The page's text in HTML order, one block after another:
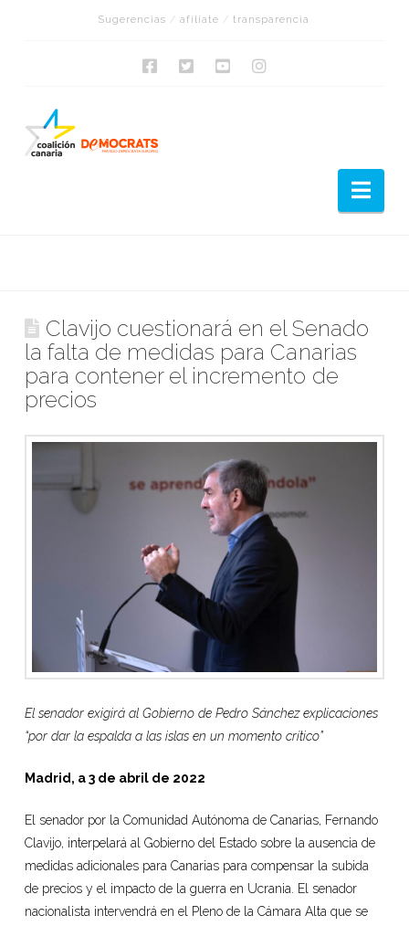
Sugerencias /afíliate /transparencia
Clavijo cuestionará en el Senado
la falta de medidas para Canarias
para contener el incremento de
precios
El senador exigirá al Gobierno de Pedro Sánchez explicaciones
“por dar la espalda a las islas en un momento crítico”
Madrid, a 3 de abril de 2022
El senador por la Comunidad Autónoma de Canarias, Fernando
Clavijo, interpelará al Gobierno del Estado sobre la ausencia de
medidas adicionales para Canarias para compensar la subida
de precios y el impacto de la guerra en Ucrania. El senador
nacionalista intervendrá en el Pleno de la Cámara Alta que se